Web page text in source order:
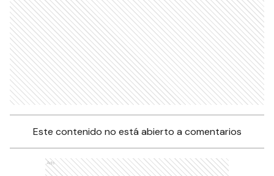
Este contenido no está abierto a comentarios
Ads